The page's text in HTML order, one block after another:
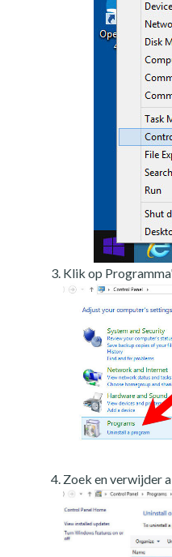
Klik op
Zoek en verwijder